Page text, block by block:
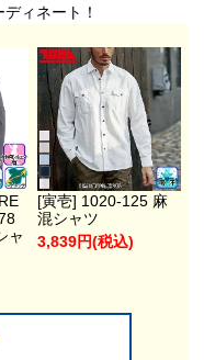
ィネート！
ャ
[寅壱] 1020-125 麻
混シャツ
3,839円(税込)